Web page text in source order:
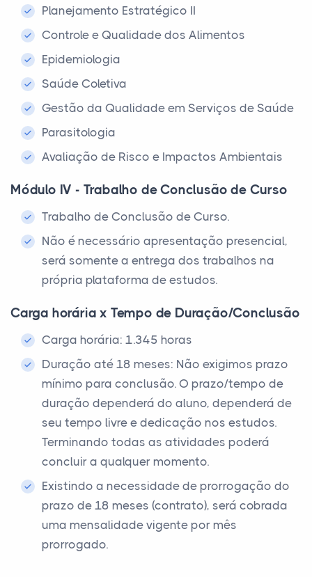
Planejamento Estratégico II
Controle e Qualidade dos Alimentos
Epidemiologia
Saúde Coletiva
Gestão da Qualidade em Serviços de Saúde
Parasitologia
Avaliação de Risco e Impactos Ambientais
Módulo IV - Trabalho de Conclusão de Curso
Trabalho de Conclusão de Curso.
Não é necessário apresentação presencial,
será somente a entrega dos trabalhos na
própria plataforma de estudos.
Carga horária x Tempo de Duração/Conclusão
Carga horária: 1.345 horas
Duração até 18 meses: Não exigimos prazo
mínimo para conclusão. O prazo/tempo de
duração dependerá do aluno, dependerá de
seu tempo livre e dedicação nos estudos.
Terminando todas as atividades poderá
concluir a qualquer momento.
Existindo a necessidade de prorrogação do
prazo de 18 meses (contrato), será cobrada
uma mensalidade vigente por mês
prorrogado.